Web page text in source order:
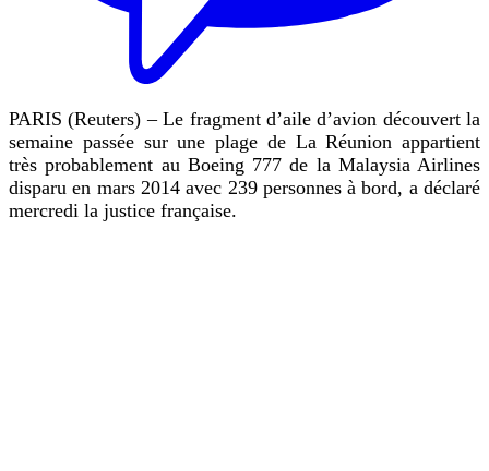
PARIS (Reuters) – Le fragment d’aile d’avion découvert la
semaine passée sur une plage de La Réunion appartient
très probablement au Boeing 777 de la Malaysia Airlines
disparu en mars 2014 avec 239 personnes à bord, a déclaré
mercredi la justice française.